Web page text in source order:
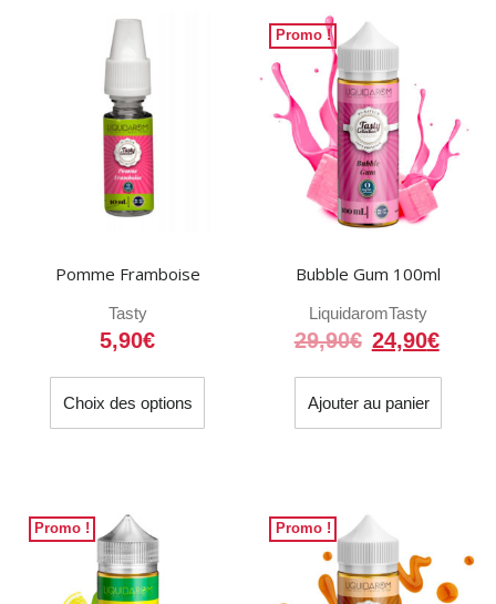
Pomme Framboise
Tasty
5,90€
Choix des options
Ce
a
Promo !
Bubble Gum 100ml
LiquidaromTasty
29,90€ Le
initial
était :
24,90€
est :
Ajouter au panier
Promo ! Promo !